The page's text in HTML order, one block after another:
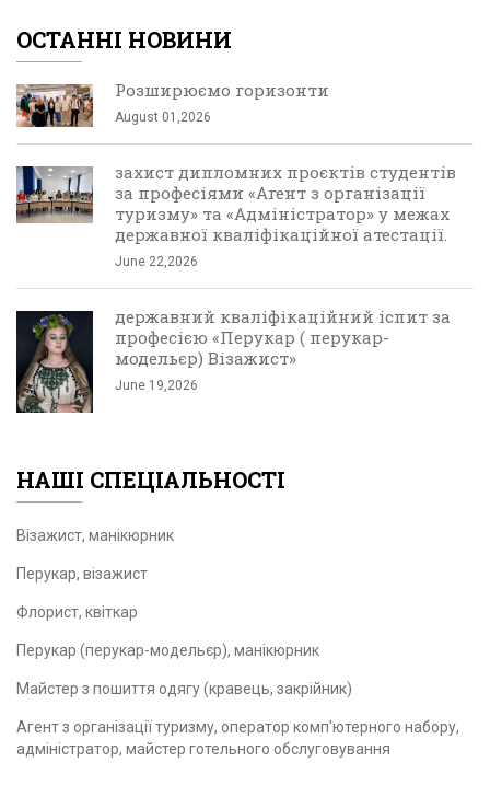
ОСТАННІ НОВИНИ
Розширюємо горизонти
August 01,2026
захист дипломних проєктів студентів
за професіями «Агент з організації
туризму» та «Адміністратор» у межах
державної кваліфікаційної атестації.
June 22,2026
державний кваліфікаційний іспит за
професією «Перукар ( перукар-
модельєр) Візажист»
June 19,2026
НАШІ СПЕЦІАЛЬНОСТІ
Візажист, манікюрник
Перукар, візажист
Флорист, квіткар
Перукар (перукар-модельєр), манікюрник
Майстер з пошиття одягу (кравець, закрійник)
Агент з організації туризму, оператор комп'ютерного набору,
адміністратор, майстер готельного обслуговування